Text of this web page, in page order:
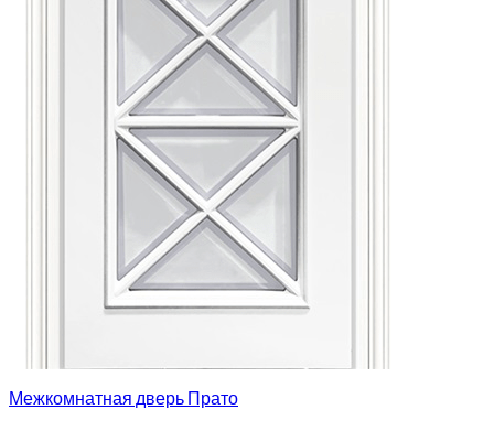
Межкомнатная дверь Прато